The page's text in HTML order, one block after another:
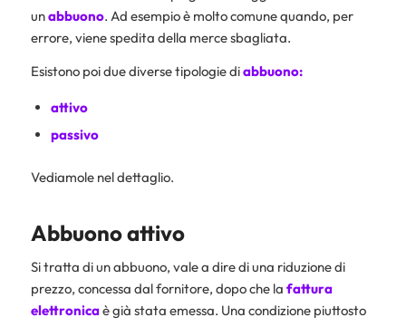
unabbuono. Ad esempio è molto comune quando, per
errore, viene spedita della merce sbagliata.
Esistono poi due diverse tipologie diabbuono:
attivo
passivo
Vediamole nel dettaglio.
Abbuono attivo
Si tratta di un abbuono, vale a dire di una riduzione di
prezzo, concessa dal fornitore, dopo che la fattura
elettronicaè già stata emessa. Una condizione piuttosto